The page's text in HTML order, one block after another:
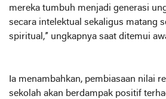
mereka tumbuh menjadi generasi
secara intelektual sekaligus matang
spiritual,” ungkapnya saat ditemui
Ia menambahkan, pembiasaan nilai
sekolah akan berdampak positif